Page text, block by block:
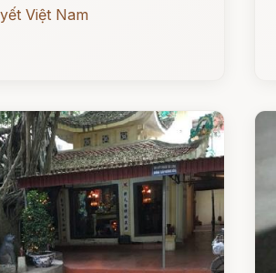
Việt Nam